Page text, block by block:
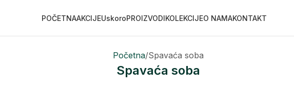
POČETNAAKCIJEUskoroPROIZVODIKOLEKCIJEO NAMAKONTAKT
Početna Spavaća soba
Spavaća soba